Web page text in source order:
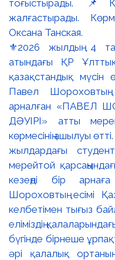
⚜️2026 жылдың 4
атындағы ҚР
қазақстандық мүсін
Павел
арналған «ПАВЕЛ
ДӘУІРІ» атты
көрмесінің ашылуы
жылдардағы
мерейтой
кезеңді бір
Шороховтың есімі
келбетімен тығыз
еліміздің
бүгінде бірнеше
әрі қалалық